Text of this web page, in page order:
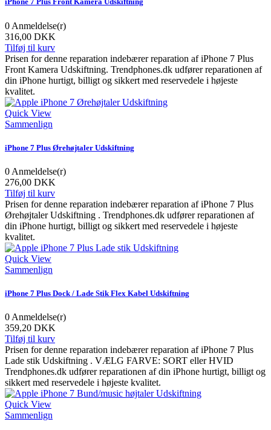
0 Anmeldelse(r)
316,00 DKK
Tilføj til kurv
Prisen for denne reparation indebærer reparation af iPhone 7 Plus
Front Kamera Udskiftning. Trendphones.dk udfører reparationen af
din iPhone hurtigt, billigt og sikkert med reservedele i højeste
kvalitet.
Quick View
Sammenlign
iPhone 7 Plus Ørehøjtaler Udskiftning
0 Anmeldelse(r)
276,00 DKK
Tilføj til kurv
Prisen for denne reparation indebærer reparation af iPhone 7 Plus
Ørehøjtaler Udskiftning . Trendphones.dk udfører reparationen af
din iPhone hurtigt, billigt og sikkert med reservedele i højeste
kvalitet.
Quick View
Sammenlign
iPhone 7 Plus Dock / Lade Stik Flex Kabel Udskiftning
0 Anmeldelse(r)
359,20 DKK
Tilføj til kurv
Prisen for denne reparation indebærer reparation af iPhone 7 Plus
Lade stik Udskiftning . VÆLG FARVE: SORT eller HVID
Trendphones.dk udfører reparationen af din iPhone hurtigt, billigt og
sikkert med reservedele i højeste kvalitet.
Quick View
Sammenlign